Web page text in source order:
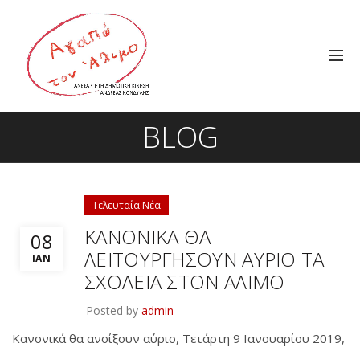
BLOG
08
ΙΑΝ
Τελευταία Νέα
ΚΑΝΟΝΙΚΑ ΘΑ
ΛΕΙΤΟΥΡΓΗΣΟΥΝ ΑΥΡΙΟ ΤΑ
ΣΧΟΛΕΙΑ ΣΤΟΝ ΑΛΙΜΟ
Posted by admin
Κανονικά θα ανοίξουν αύριο, Τετάρτη 9 Ιανουαρίου 2019,